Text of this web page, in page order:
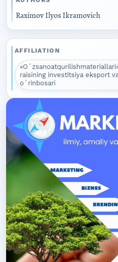
Raximov Ilyos Ikramovich
AFFILIATION
raisining investitsiya eksport
oʻrinbosari